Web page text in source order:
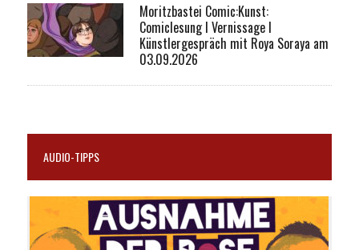
Moritzbastei Comic:Kunst:
Comiclesung I Vernissage I
Künstlergespräch mit Roya Soraya am
03.09.2026
AUDIO-TIPPS